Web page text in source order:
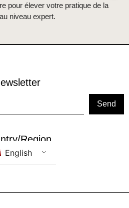
pour élever votre pratique de la
niveau expert.
Region
English